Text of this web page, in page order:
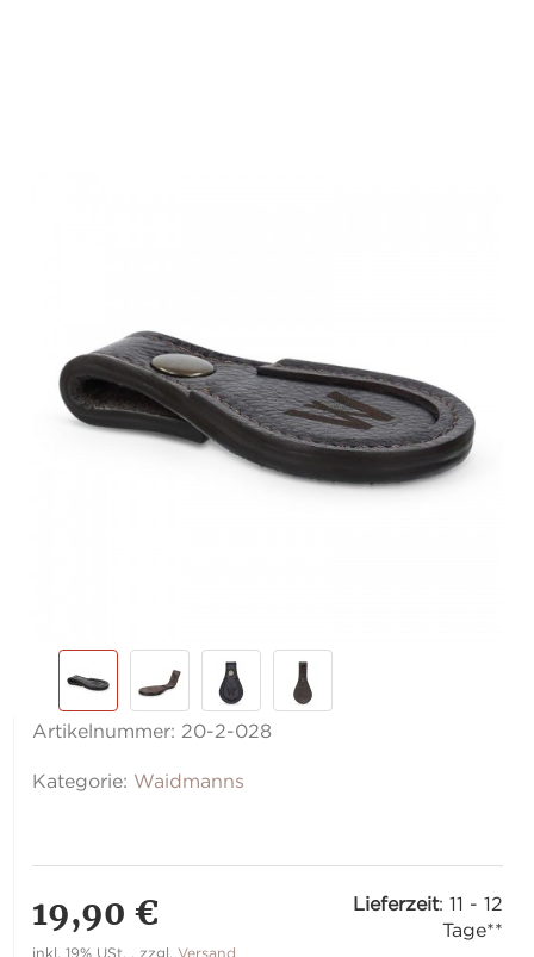
Artikelnummer: 20-2-028
Kategorie: Waidmanns
19,90 €
inkl. 19% USt. , zzgl.Versand
Lieferzeit: 11 - 12
Tage**